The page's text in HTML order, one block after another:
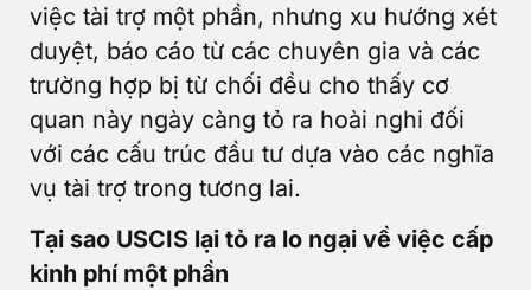
việc tài trợ một phần, nhưng xu hướng xét
duyệt, báo cáo từ các chuyên gia và các
trường hợp bị từ chối đều cho thấy cơ
quan này ngày càng tỏ ra hoài nghi đối
với các cấu trúc đầu tư dựa vào các nghĩa
vụ tài trợ trong tương lai.
Tại sao USCIS lại tỏ ra lo ngại về việc cấp
kinh phí một phần